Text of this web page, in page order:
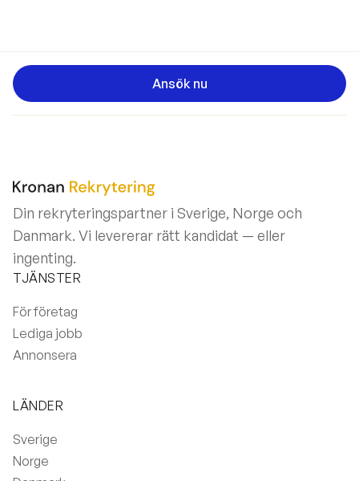
Ansök nu
Din rekryteringspartner i Sverige, Norge och
Danmark. Vi levererar rätt kandidat — eller
ingenting.
TJÄNSTER
För företag
Lediga jobb
Annonsera
LÄNDER
Sverige
Norge